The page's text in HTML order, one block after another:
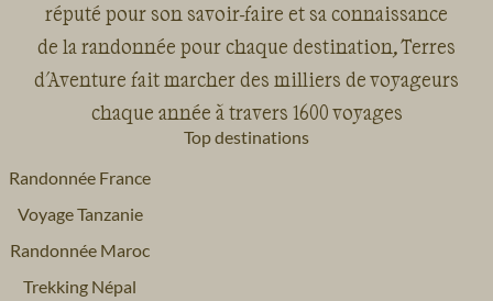
réputé pour son savoir-faire et sa connaissance
de la randonnée pour chaque destination, Terres
d'Aventure fait marcher des milliers de voyageurs
chaque année à travers 1600 voyages
Top destinations
Randonnée France
Voyage Tanzanie
Randonnée Maroc
Trekking Népal